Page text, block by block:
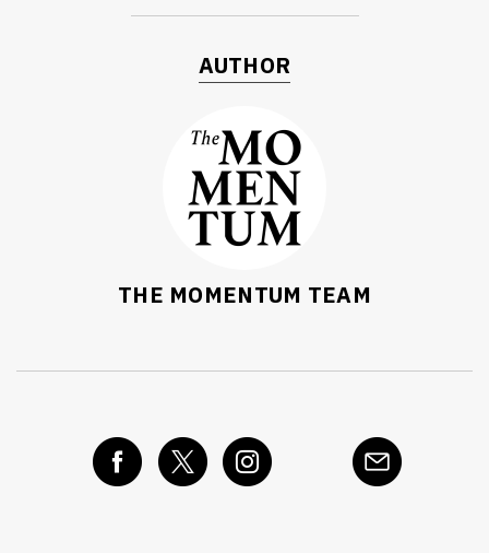
AUTHOR
THE MOMENTUM TEAM